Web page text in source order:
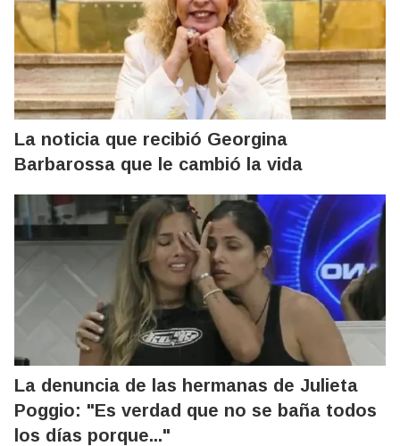
La noticia que recibió Georgina
Barbarossa que le cambió la vida
La denuncia de las hermanas de Julieta
Poggio: "Es verdad que no se baña todos
los días porque..."